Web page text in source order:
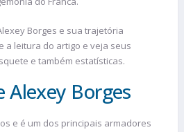
Borges e sua trajetória
a leitura do artigo e veja seus
e também estatísticas.
Alexey Borges
e é um dos principais armadores